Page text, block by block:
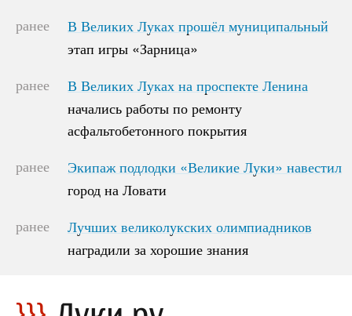
ранее
В Великих Луках прошёл муниципальный
этап игры «Зарница»
В Великих Луках прошёл муниципальный
этап игры «Зарница»
ранее
В Великих Луках на проспекте Ленина
начались работы по ремонту
асфальтобетонного покрытия
В Великих Луках на проспекте Ленина
начались работы по ремонту
асфальтобетонного покрытия
ранее
Экипаж подлодки «Великие Луки» навестил
город на Ловати
Экипаж подлодки «Великие Луки» навестил
город на Ловати
ранее
Лучших великолукских олимпиадников
наградили за хорошие знания
Лучших великолукских олимпиадников
наградили за хорошие знания